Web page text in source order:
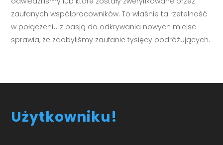
zaufanych współpracowników. To właśnie ta rzetelność
w połączeniu z pasją do odkrywania nowych miejsc
sprawia, że zdobyliśmy zaufanie tysięcy podróżujących.
Użytkowniku!